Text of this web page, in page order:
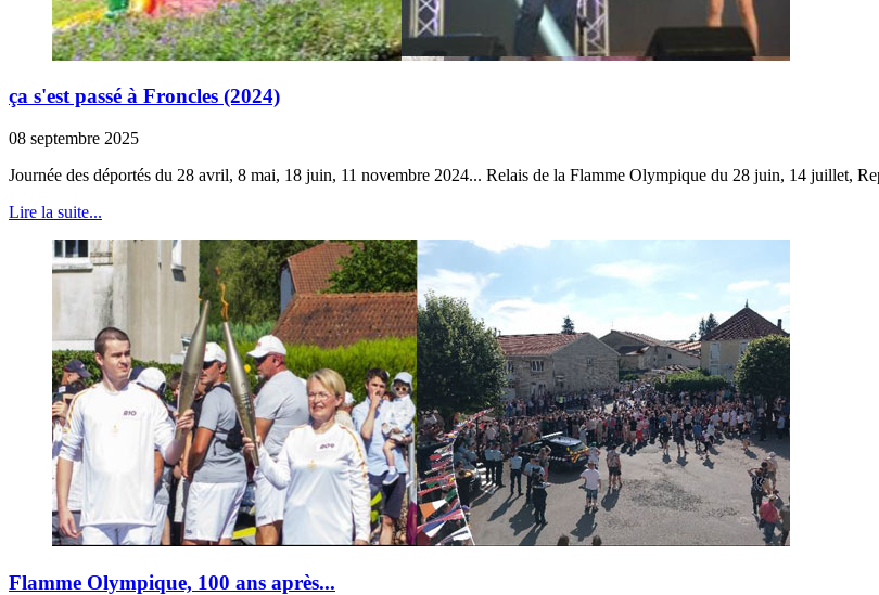
ça s'est passé à Froncles (2024)
08 septembre 2025
Journée des déportés du 28 avril, 8 mai, 18 juin, 11 novembre 2024... Relais de la Flamme Olympique du 28 juin, 14 juillet,
Lire la suite...
Flamme Olympique, 100 ans après...